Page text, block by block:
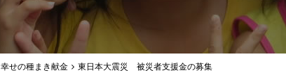
幸せの種まき献金 東日本大震災 被災者支援金の募集